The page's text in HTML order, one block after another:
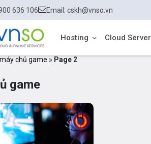
636 106 Email: cskh@vnso.vn
Hosting Cloud Server
máy chủ game » Page 2
game